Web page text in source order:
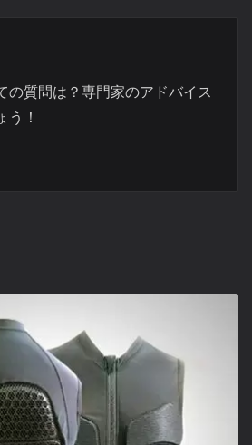
の質問は？専門家のアドバイス
う！